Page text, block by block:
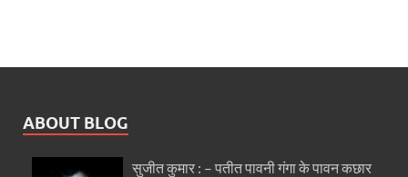
ABOUT BLOG
सुजीत कुमार : – पतीत पावनी गंगा के पावन कछार